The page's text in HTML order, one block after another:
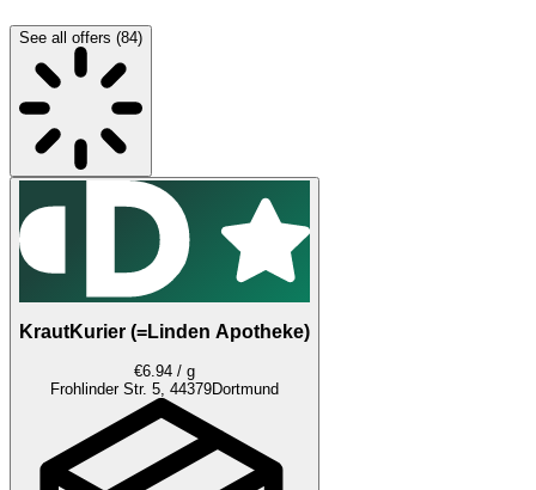
See all offers (84)
KrautKurier (=Linden Apotheke)
€6.94 / g
Frohlinder Str. 5, 44379Dortmund